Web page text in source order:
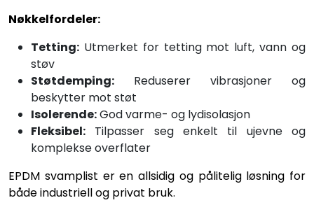
Nøkkelfordeler:
Tetting: Utmerket for tetting mot luft, vann og
støv
Støtdemping: Reduserer vibrasjoner og
beskytter mot støt
Isolerende:God varme- og lydisolasjon
Fleksibel: Tilpasser seg enkelt til ujevne og
komplekse overflater
EPDM svamplist er en allsidig og pålitelig løsning for
både industriell og privat bruk.